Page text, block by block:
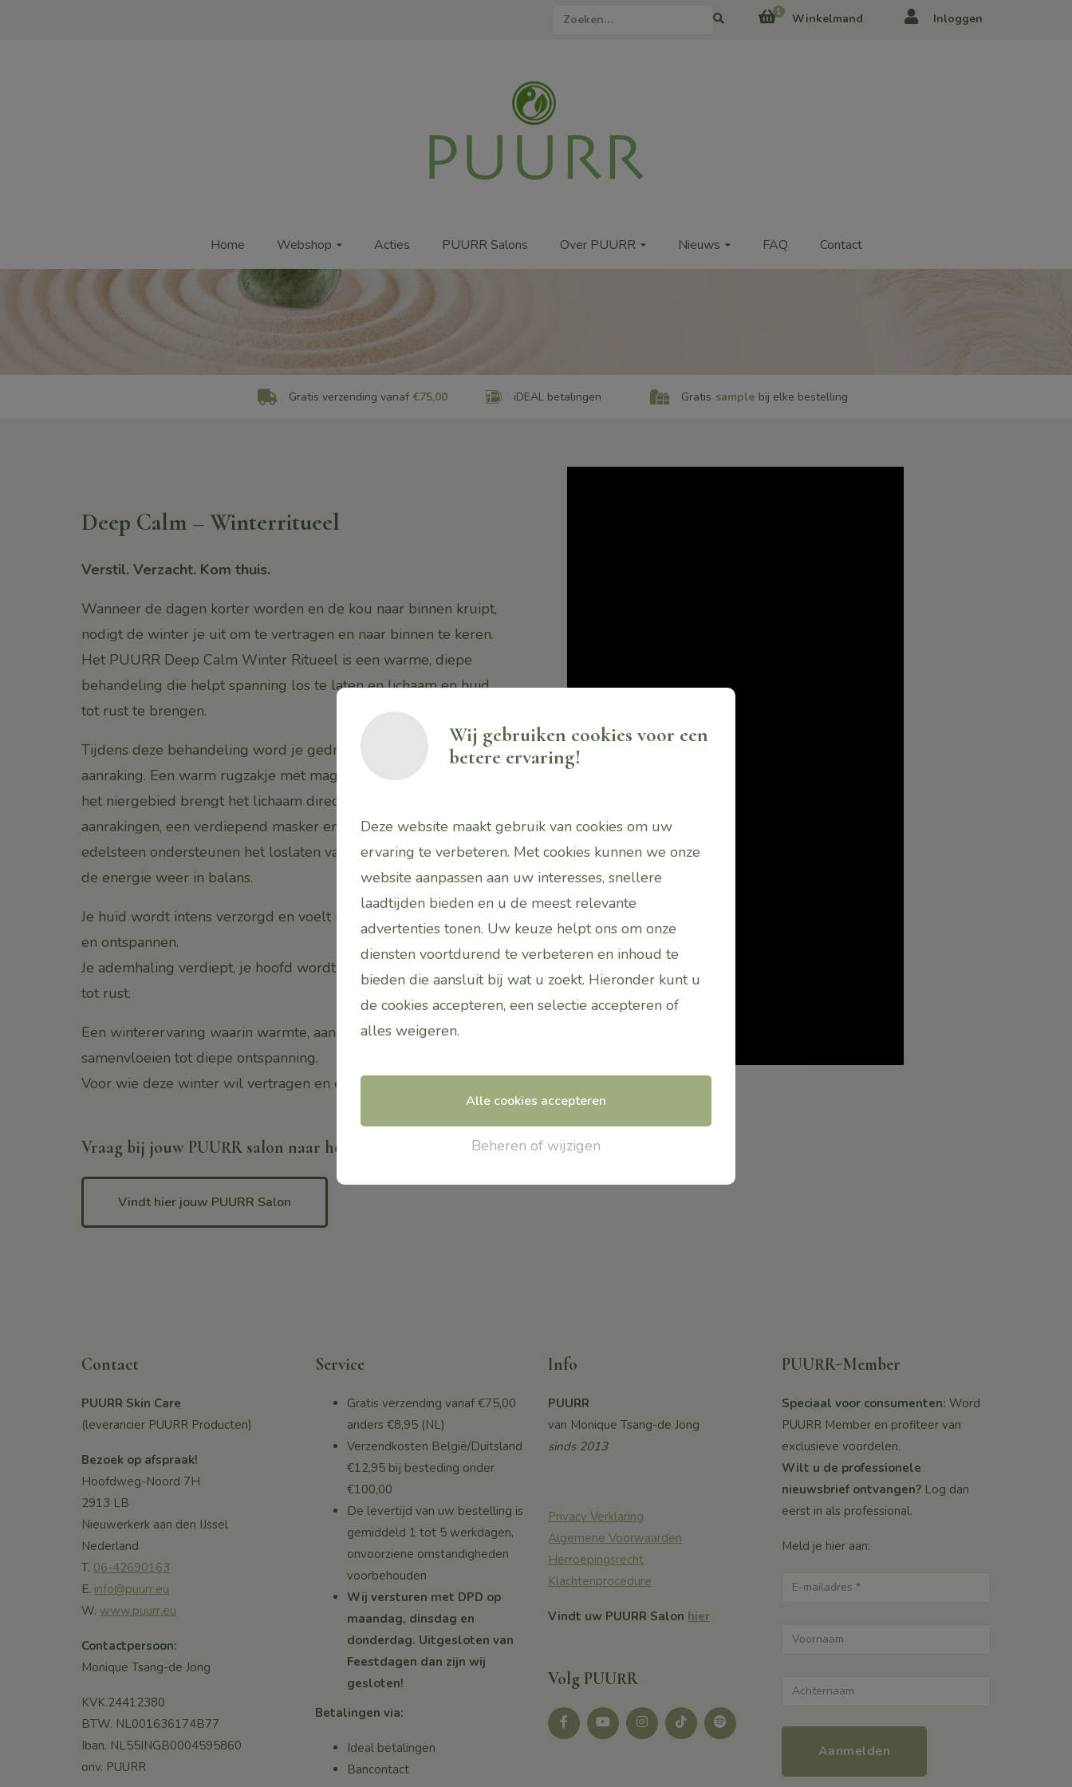
Zoeken
1 Winkelmand Inloggen
Home Webshop Acties PUURR Salons Over PUURR Nieuws FAQ Contact
Gratis verzending vanaf €75,00 iDEAL betalingen Gratis sample bij elke bestelling
Deep Calm – Winterritueel
Verstil. Verzacht. Kom thuis.
Wanneer de dagen korter worden en de kou naar binnen kruipt,
nodigt de winter je uit om te vertragen en naar binnen te keren.
Het PUURR Deep Calm Winter Ritueel is een warme, diepe
behandeling die helpt spanning los te laten en lichaam en huid
tot rust te brengen.
Tijdens deze behandeling word je gedragen door warmte en
aanraking. Een warm rugzakje met magnesium en lavendel op
het niergebied brengt het lichaam direct in ontspanning. Zachte
aanrakingen, een verdiepend masker en een warme aventurijn
edelsteen ondersteunen het loslaten van spanning en brengen
de energie weer in balans.
Je huid wordt intens verzorgd en voelt na afloop zacht, gevoed
en ontspannen.
Je ademhaling verdiept, je hoofd wordt stiller en je lichaam komt
tot rust.
Een winterervaring waarin warmte, aandacht en ritme
samenvloeien tot diepe ontspanning.
Voor wie deze winter wil vertragen en echt wil voelen.
Vraag bij jouw PUURR salon naar het Deep Calm Ritueel.
Vindt hier jouw PUURR Salon
Contact
PUURR Skin Care
(leverancier PUURR Producten)
Bezoek op afspraak!
Hoofdweg-Noord 7H
2913 LB
Nieuwerkerk aan den IJssel
Nederland
T. 06-42690163
E. info@puurr.eu
W. www.puurr.eu
Contactpersoon:
Monique Tsang-de Jong
KVK.24412380
BTW. NL001636174B77
Iban. NL55INGB0004595860
onv. PUURR
Service
Gratis verzending vanaf €75,00
anders €8,95 (NL)
Verzendkosten België/Duitsland
€12,95 bij besteding onder
€100,00
De levertijd van uw bestelling is
gemiddeld 1 tot 5 werkdagen,
onvoorziene omstandigheden
voorbehouden
Wij versturen met DPD op
maandag, dinsdag en
donderdag. Uitgesloten van
Feestdagen dan zijn wij
gesloten!
Betalingen via:
Ideal betalingen
Bancontact
Info
PUURR
van Monique Tsang-de Jong
sinds 2013
Privacy Verklaring
Algemene Voorwaarden
Herroepingsrecht
Klachtenprocedure
Vindt uw PUURR Salon hier
Volg PUURR
Facebook youtubeinstagramtikotk Spotify
PUURR-Member
Speciaal voor consumenten: Word
PUURR Member en profiteer van
exclusieve voordelen.
Wilt u de professionele
nieuwsbrief ontvangen?Log dan
eerst in als professional.
Meld je hier aan:
Wij gebruiken cookies voor een
betere ervaring!
Deze website maakt gebruik van cookies om uw
ervaring te verbeteren. Met cookies kunnen we onze
website aanpassen aan uw interesses, snellere
laadtijden bieden en u de meest relevante
advertenties tonen. Uw keuze helpt ons om onze
diensten voortdurend te verbeteren en inhoud te
bieden die aansluit bij wat u zoekt. Hieronder kunt u
de cookies accepteren, een selectie accepteren of
alles weigeren.
Alle cookies accepteren
Beheren of wijzigen